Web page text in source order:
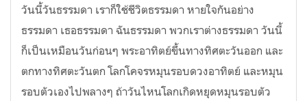
วันนี้วันธรรมดา เราก็ใช้ชีวิตธรรมดา หายใจกันอย่าง
ธรรมดา เธอธรรมดา ฉันธรรมดา พวกเราต่างธรรมดา วันนี้
ก็เป็นเหมือนวันก่อนๆ พระอาทิตย์ขึ้นทางทิศตะวันออก และ
ตกทางทิศตะวันตก โลกโคจรหมุนรอบดวงอาทิตย์ และหมุน
รอบตัวเองไปพลางๆ ถ้าวันไหนโลกเกิดหยุดหมุนรอบตัว